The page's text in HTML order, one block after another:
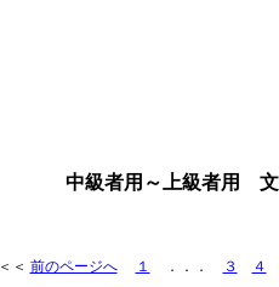
中級者用～上級者用
＜＜ 前のページへ １ ．．． ３ ４